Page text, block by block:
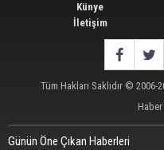
Künye
İletişim
Tüm Hakları Saklıdır © 2006-
Günün Öne Çıkan Haberleri